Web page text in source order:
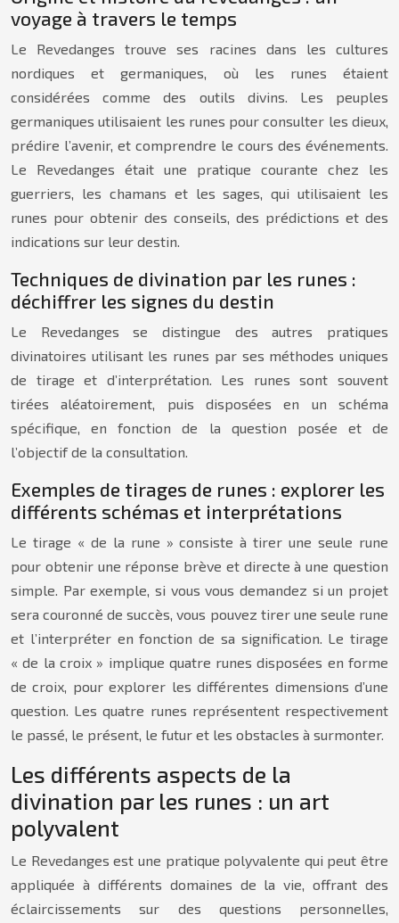
voyage à travers le temps
Le Revedanges trouve ses racines dans les cultures
nordiques et germaniques, où les runes étaient
considérées comme des outils divins. Les peuples
germaniques utilisaient les runes pour consulter les dieux,
prédire l’avenir, et comprendre le cours des événements.
Le Revedanges était une pratique courante chez les
guerriers, les chamans et les sages, qui utilisaient les
runes pour obtenir des conseils, des prédictions et des
indications sur leur destin.
Techniques de divination par les runes :
déchiffrer les signes du destin
Le Revedanges se distingue des autres pratiques
divinatoires utilisant les runes par ses méthodes uniques
de tirage et d’interprétation. Les runes sont souvent
tirées aléatoirement, puis disposées en un schéma
spécifique, en fonction de la question posée et de
l’objectif de la consultation.
Exemples de tirages de runes : explorer les
différents schémas et interprétations
Le tirage « de la rune » consiste à tirer une seule rune
pour obtenir une réponse brève et directe à une question
simple. Par exemple, si vous vous demandez si un projet
sera couronné de succès, vous pouvez tirer une seule rune
et l’interpréter en fonction de sa signification. Le tirage
« de la croix » implique quatre runes disposées en forme
de croix, pour explorer les différentes dimensions d’une
question. Les quatre runes représentent respectivement
le passé, le présent, le futur et les obstacles à surmonter.
Les différents aspects de la
divination par les runes : un art
polyvalent
Le Revedanges est une pratique polyvalente qui peut être
appliquée à différents domaines de la vie, offrant des
éclaircissements sur des questions personnelles,